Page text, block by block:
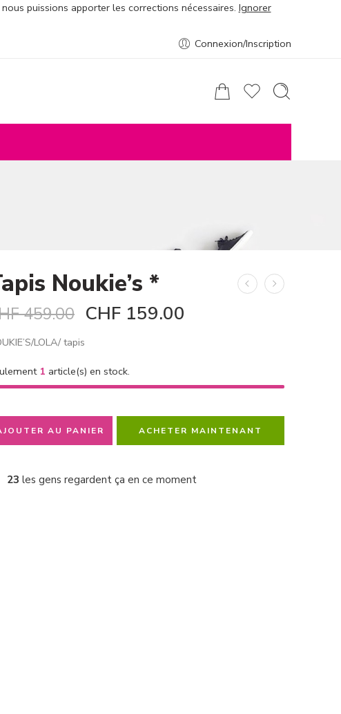
puissions apporter les corrections nécessaires. Ignorer
Connexion/Inscription
Noukie’s *
459.00 CHF 159.00
LOLA/ tapis
1 article(s) en stock.
AU PANIER ACHETER MAINTENANT
23 les gens regardent ça en ce moment